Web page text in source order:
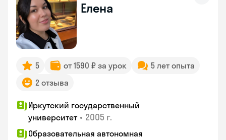
Елена
5 от 1590 ₽ за урок
5 лет опыта
2 отзыва
Иркутский государственный
университет • 2005 г.
Образовательная автономная